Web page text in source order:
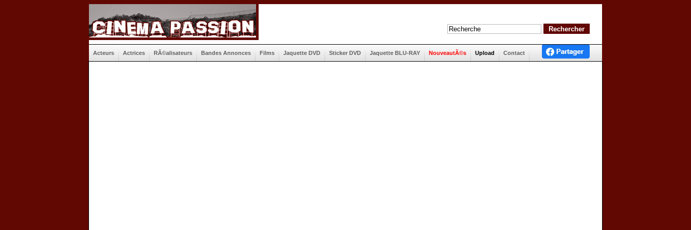
Acteurs Actrices RÃ©alisateurs Bandes Annonces Films Jaquette DVD Sticker DVD Jaquette BLU-RAY NouveautÃ©s Upload Contact